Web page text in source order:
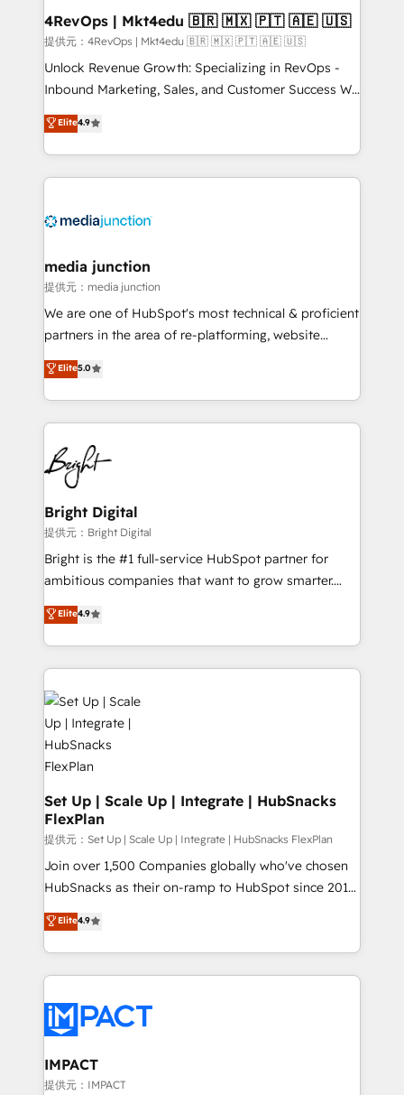
on-demand bundle services. Connect with us today!
4RevOps | Mkt4edu 🇧🇷 🇲🇽 🇵🇹 🇦🇪 🇺🇸
提供元：4RevOps | Mkt4edu 🇧🇷 🇲🇽 🇵🇹 🇦🇪 🇺🇸
Unlock Revenue Growth: Specializing in RevOps -
Inbound Marketing, Sales, and Customer Success We
specialize in driving revenue growth for companies
across industries through tailored marketing, sales,
and customer success strategies, utilizing RevOps
methodologies. As Latin America's largest HubSpot
offer unparalleled insights. Operating in five
Mexico, USA, and Portugal—we've executed over a
hundred successful operations. Our approach,
rooted in RevOps principles, integrates analysis,
training, planning, and qualification. Leveraging
inbound marketing tactics, we focus on
understanding, nurturing, and converting leads.
competitive market.
Elite4.9
media junction
提供元：media junction
We are one of HubSpot's most technical & proficient
partners in the area of re-platforming, website
design & development. We specialize in multi-hub
implementations for mid-market & enterprise
companies. We are woman-owned, powered by
coffee, and we ❤️ dogs. We produce award-winning
work for our clients. 🏆2023 Technical Expertise
Impact Award 🏆2022 Technical Expertise Impact
Award 🏆2022 Platform Migration Excellence Impact
Award 🏆2020 Elite Solutions Partner 🏆2019
Integrations HubSpot Impact Award 🏆2019
Marketing Enablement HubSpot Impact Award 🏆
2018 Website Design HubSpot Impact Award 🏆2017
Growth-Driven Design Agency of the Year 🏆2016
Sales Enablement HubSpot Impact Award 🏆2015
HubSpot COS Performance Award 🏆2014 HubSpot
COS Design Award 🏆2013 HubSpot Marketplace
Provider of the Year 🏆2011 Became a HubSpot
Partner 📆Founded in 1997
Elite5.0
Bright Digital
提供元：Bright Digital
Bright is the #1 full-service HubSpot partner for
ambitious companies that want to grow smarter.
From HubSpot onboarding, to training, from
developing a new website to lead generation and
digital marketing; we do it all (and with great
results)! In short, our services include: - HubSpot
consultancy: onboarding, training, data migration -
HubSpot development: websites, custom modules,
integrations - Marketing & sales solutions: digital
marketing, advertising, campaigns, content and
design We connect people, data and technology to
improve customer experiences. With our bright
people, exciting ideas and can-do mentality, we
ensure revenue growth on a daily basis. So tell us
your challenge; our passionate and growth driven
team of 100+ experts is ready for you! Driving digital
Elite4.9
Set Up | Scale Up | Integrate | HubSnacks
FlexPlan
提供元：Set Up | Scale Up | Integrate | HubSnacks FlexPlan
Join over 1,500 Companies globally who've chosen
HubSnacks as their on-ramp to HubSpot since 2014
Simple pay-as-you-go plans that accelerate value...
1️⃣ Set Up | Onboarding New or Check-fixing existing
HubSpot portals 2️⃣ Scale Up | 100% HubSpot Task
Execution... Global 24/7 ... All Experts 3️⃣ Integrate |
Slash months from your API Integration project... ⬅️
Click "Contact Business" ⬅️ to access 150+ Kickstart
Integration templates that put HubSpot in the center
of your tech stack, syncing... 🛍️ Shopify or
Elite4.9
IMPACT
提供元：IMPACT